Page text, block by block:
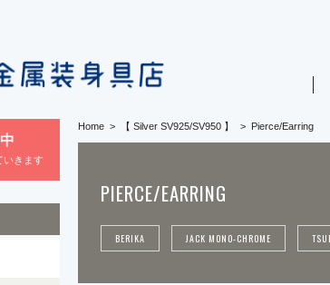
Home 【 Silver SV925/SV950 】 Pierce/Earring
PIERCE/EARRING
BERIKA JACK MONO-CHROME
いきます